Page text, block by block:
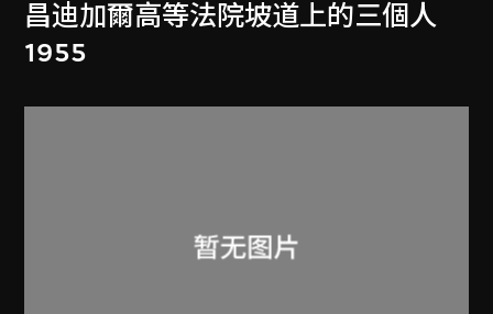
昌迪加爾高等法院坡道上的三個人
1955